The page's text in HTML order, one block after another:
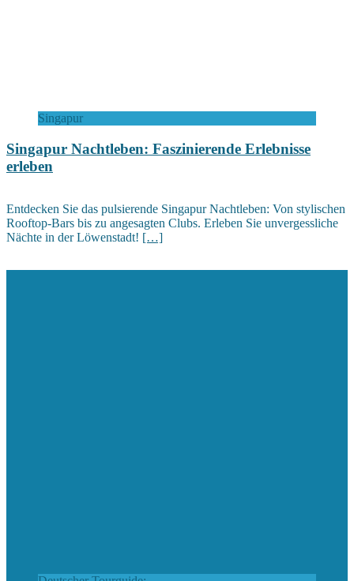
Singapur
Singapur Nachtleben: Faszinierende Erlebnisse
erleben
Entdecken Sie das pulsierende Singapur Nachtleben: Von stylischen
Rooftop-Bars bis zu angesagten Clubs. Erleben Sie unvergessliche
Nächte in der Löwenstadt! […]